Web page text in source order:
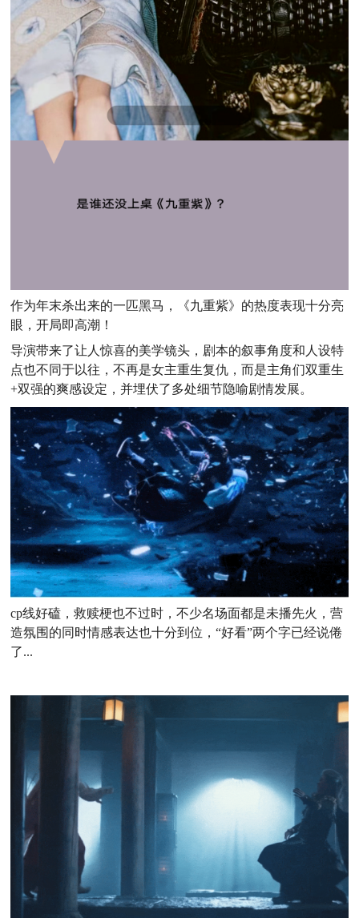
作为年末杀出来的一匹黑马，《九重紫》的热度表现十分亮
眼，开局即高潮！
导演带来了让人惊喜的美学镜头，剧本的叙事角度和人设特
点也不同于以往，不再是女主重生复仇，而是主角们双重生
+双强的爽感设定，并埋伏了多处细节隐喻剧情发展。
cp线好磕，救赎梗也不过时，不少名场面都是未播先火，营
造氛围的同时情感表达也十分到位，“好看”两个字已经说倦
了...